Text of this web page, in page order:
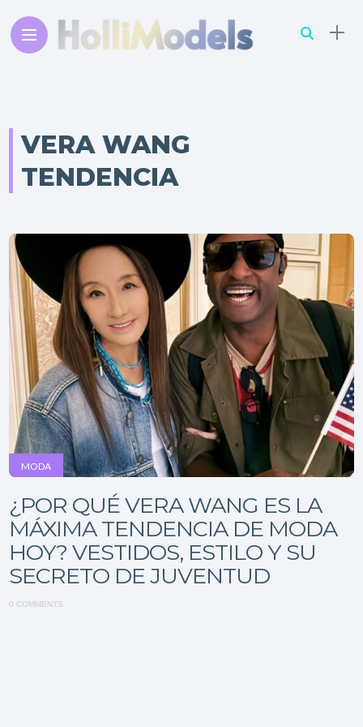
VERA WANG
TENDENCIA
MODA
¿POR QUÉ VERA WANG ES LA
MÁXIMA TENDENCIA DE MODA
HOY? VESTIDOS, ESTILO Y SU
SECRETO DE JUVENTUD
0 COMMENTS